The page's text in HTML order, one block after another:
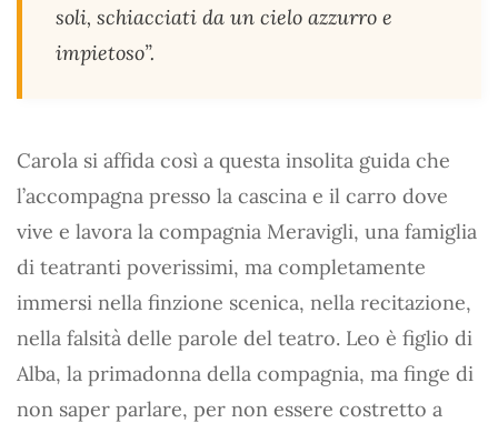
soli, schiacciati da un cielo azzurro e
impietoso”.
Carola si affida così a questa insolita guida che
l’accompagna presso la cascina e il carro dove
vive e lavora la compagnia Meravigli, una famiglia
di teatranti poverissimi, ma completamente
immersi nella finzione scenica, nella recitazione,
nella falsità delle parole del teatro. Leo è figlio di
Alba, la primadonna della compagnia, ma finge di
non saper parlare, per non essere costretto a